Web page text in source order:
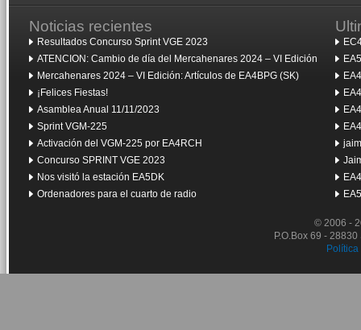
Noticias recientes
Resultados Concurso Sprint VGE 2023
ATENCION: Cambio de día del Mercahenares 2024 – VI Edición
Mercahenares 2024 – VI Edición: Artículos de EA4BPG (SK)
¡Felices Fiestas!
Asamblea Anual 11/11/2023
Sprint VGM-225
Activación del VGM-225 por EA4RCH
Concurso SPRINT VGE 2023
Nos visitó la estación EA5DK
Ordenadores para el cuarto de radio
© 2006 -
P.O.Box 69 -